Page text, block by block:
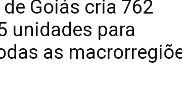
Goiás cria 762
unidades para
as